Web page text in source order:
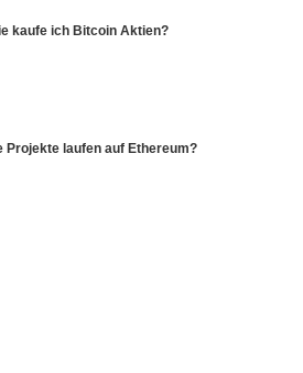
kaufe ich Bitcoin Aktien?
Projekte laufen auf Ethereum?